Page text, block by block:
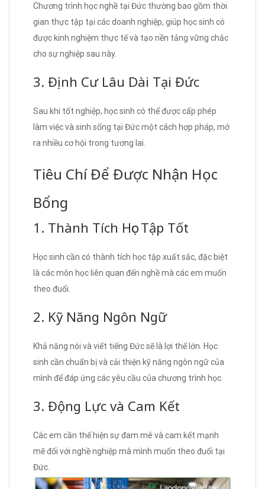
Chương trình học nghề tại Đức thường bao gồm thời
gian thực tập tại các doanh nghiệp, giúp học sinh có
được kinh nghiệm thực tế và tạo nền tảng vững chắc
cho sự nghiệp sau này.
3. Định Cư Lâu Dài Tại Đức
Sau khi tốt nghiệp, học sinh có thể được cấp phép
làm việc và sinh sống tại Đức một cách hợp pháp, mở
ra nhiều cơ hội trong tương lai.
Tiêu Chí Để Được Nhận Học
Bổng
1. Thành Tích Học Tập Tốt
Học sinh cần có thành tích học tập xuất sắc, đặc biệt
là các môn học liên quan đến nghề mà các em muốn
theo đuổi.
2. Kỹ Năng Ngôn Ngữ
Khả năng nói và viết tiếng Đức sẽ là lợi thế lớn. Học
sinh cần chuẩn bị và cải thiện kỹ năng ngôn ngữ của
mình để đáp ứng các yêu cầu của chương trình học.
3. Động Lực và Cam Kết
Các em cần thể hiện sự đam mê và cam kết mạnh
mẽ đối với nghề nghiệp mà mình muốn theo đuổi tại
Đức.